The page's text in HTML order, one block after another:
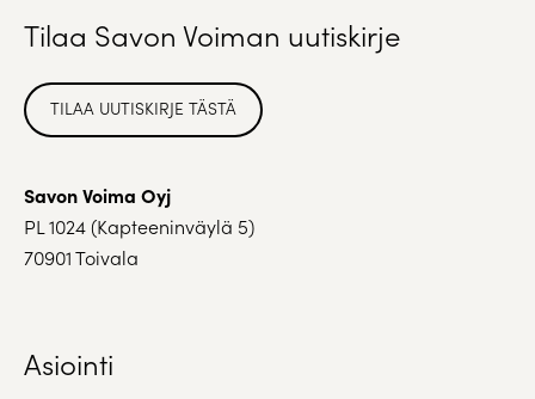
Tilaa Savon Voiman uutiskirje
TILAA UUTISKIRJE TÄSTÄ
Savon Voima Oyj
PL 1024 (Kapteeninväylä 5)
70901 Toivala
Asiointi